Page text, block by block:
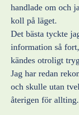
handlade om och
koll på läget.
Det bästa tyckte
information så
kändes otroligt
Jag har redan
och skulle utan
återigen för allting.